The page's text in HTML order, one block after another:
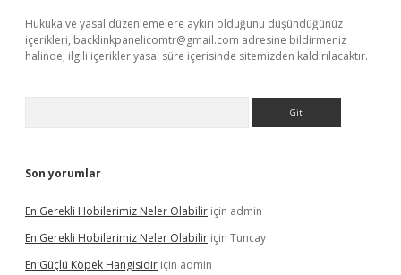
Hukuka ve yasal düzenlemelere aykırı olduğunu düşündüğünüz
içerikleri, backlinkpanelicomtr@gmail.com adresine bildirmeniz
halinde, ilgili içerikler yasal süre içerisinde sitemizden kaldırılacaktır.
Son yorumlar
En Gerekli Hobilerimiz Neler Olabilir için admin
En Gerekli Hobilerimiz Neler Olabilir için Tuncay
En Güçlü Köpek Hangisidir için admin